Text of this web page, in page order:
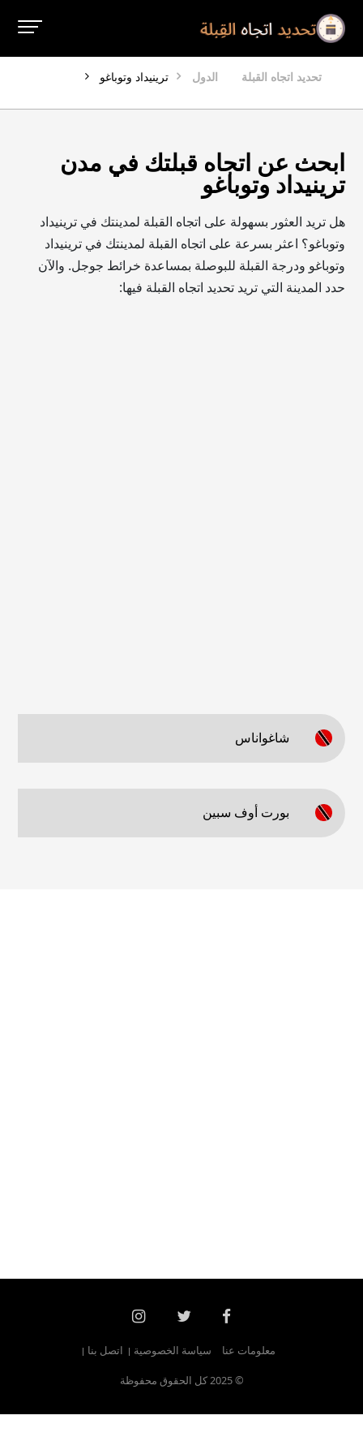
تحديد اتجاه القبلة الدول ترينيداد وتوباغو
ابحث عن اتجاه قبلتك في مدن
ترينيداد وتوباغو
هل تريد العثور بسهولة على اتجاه القبلة لمدينتك في ترينيداد
وتوباغو؟ اعثر بسرعة على اتجاه القبلة لمدينتك في ترينيداد
وتوباغو ودرجة القبلة للبوصلة بمساعدة خرائط جوجل. والآن
حدد المدينة التي تريد تحديد اتجاه القبلة فيها:
شاغواناس
بورت أوف سبين
معلومات عنا سياسة الخصوصية
اتصل بنا
© 2025 كل الحقوق محفوظة